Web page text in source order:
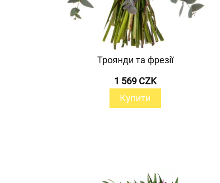
Троянди та фрезії
1 569 CZK
Купити